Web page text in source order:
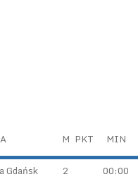
M PKT MIN
Gdańsk 2 00:00